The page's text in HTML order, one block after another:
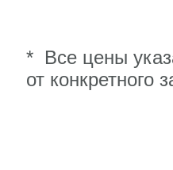
* Все цены
от конкретного